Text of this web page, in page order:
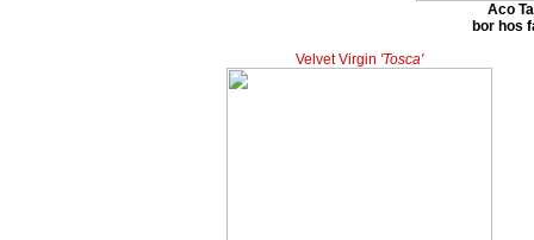
Aco
bor hos
Velvet Virgin 'Tosca'